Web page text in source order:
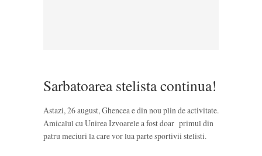
Sarbatoarea stelista continua!
Astazi, 26 august, Ghencea e din nou plin de activitate.
Amicalul cu Unirea Izvoarele a fost doar primul din
patru meciuri la care vor lua parte sportivii stelisti.